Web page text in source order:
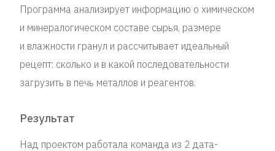
Программа анализирует информацию о химическом
и минералогическом составе сырья, размере
и влажности гранул и рассчитывает идеальный
рецепт: сколько и в какой последовательности
загрузить в печь металлов и реагентов.
Результат
Над проектом работала команда из 2 дата-